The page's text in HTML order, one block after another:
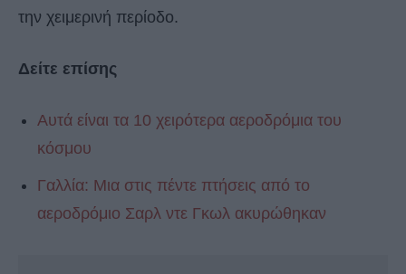
την χειμερινή περίοδο.
Δείτε επίσης
Αυτά είναι τα 10 χειρότερα αεροδρόμια του
κόσμου
Γαλλία: Μια στις πέντε πτήσεις από το
αεροδρόμιο Σαρλ ντε Γκωλ ακυρώθηκαν